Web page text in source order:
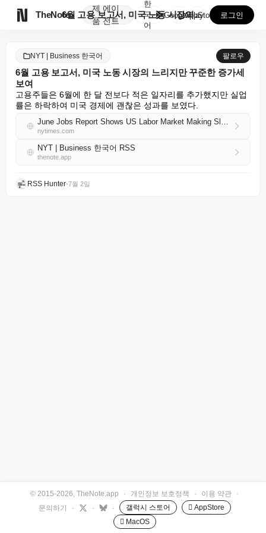
TheNote
제
품
에이
전트
6월 고용 보고서, 미국 노동 시장의 느리지만 꾸준한 ...
한
국
어
GooglePlay
AppStore 로그인
NYT | Business 한국어 팔로우
6월 고용 보고서, 미국 노동 시장의 느리지만 꾸준한 증가세
보여
고용주들은 6월에 한 달 전보다 적은 일자리를 추가했지만 실업
률은 하락하여 미국 경제에 괜찮은 성과를 보였다.
June Jobs Report Shows US Labor Market Making Slower but Steady Gains
nytimes.com
NYT | Business 한국어 RSS
thenote.app
RSS Hunter•7월 2일
© 2015-2026, TheNote.app · 개인정보 보호정책 · 이용 약관
·
문의하기
· · · 갤럭시 스토어
 AppStore
 MacOS